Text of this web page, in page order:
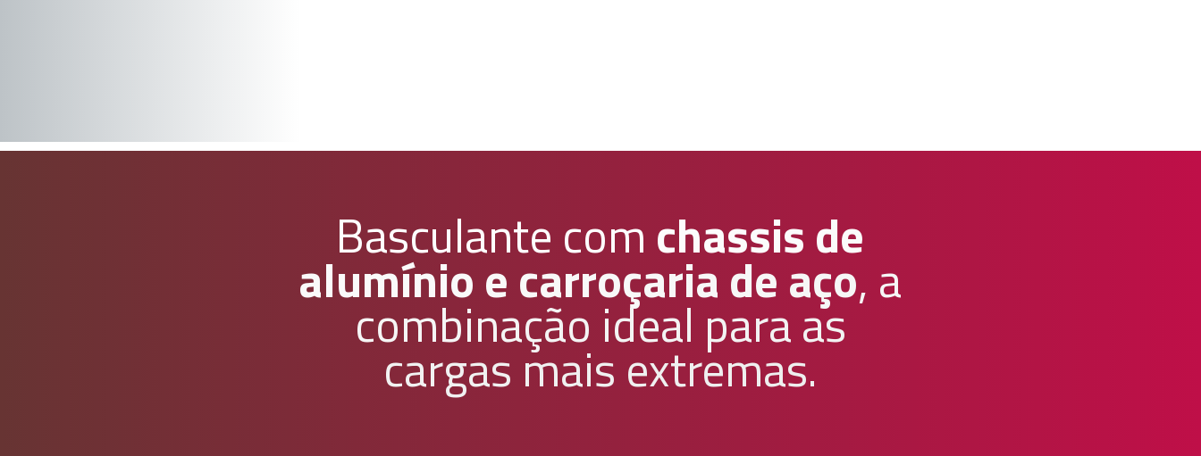
Basculante com chassis de
alumínio e carroçaria de aço, a
combinação ideal para as
cargas mais extremas.